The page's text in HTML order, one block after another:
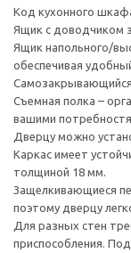
Код кухонного
Ящик с доводчиком
Ящик напольного/
обеспечивая
Съемная полка –
вашими
Дверцу можно
Каркас имеет
толщиной 18 мм.
Защелкивающиеся
поэтому дверцу
Для разных стен
приспособления.